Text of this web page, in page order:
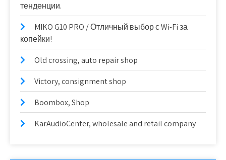
тенденции.
MIKO G10 PRO / Отличный выбор с Wi-Fi за
копейки!
Old crossing, auto repair shop
Victory, consignment shop
Boombox, Shop
KarAudioCenter, wholesale and retail company